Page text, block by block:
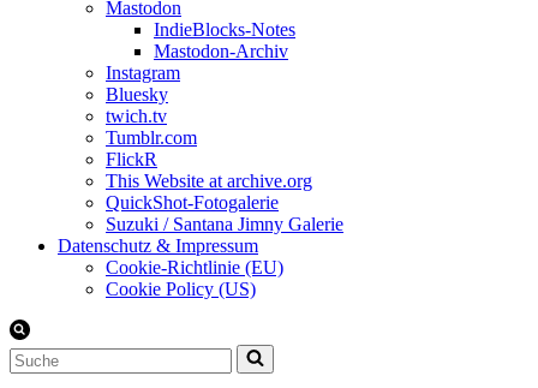
Mastodon
IndieBlocks-Notes
Mastodon-Archiv
Instagram
Bluesky
twich.tv
Tumblr.com
FlickR
This Website at archive.org
QuickShot-Fotogalerie
Suzuki / Santana Jimny Galerie
Datenschutz & Impressum
Cookie-Richtlinie (EU)
Cookie Policy (US)
Suchen
nach …